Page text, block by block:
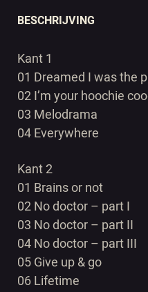
BESCHRIJVING
Kant 1
01 Dreamed I was the
02 I’m your hoochie
03 Melodrama
04 Everywhere
Kant 2
01 Brains or not
02 No doctor – part I
03 No doctor – part II
04 No doctor – part III
05 Give up & go
06 Lifetime